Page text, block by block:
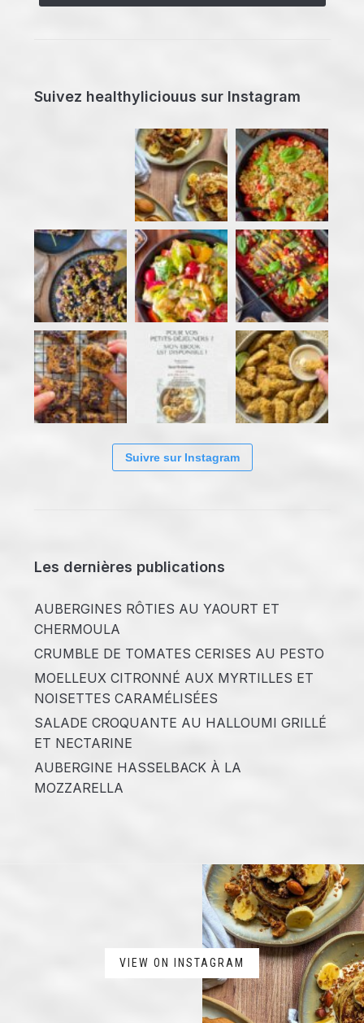
Suivez healthyliciouus sur Instagram
Suivre sur Instagram
Les dernières publications
AUBERGINES RÔTIES AU YAOURT ET
CHERMOULA
CRUMBLE DE TOMATES CERISES AU PESTO
MOELLEUX CITRONNÉ AUX MYRTILLES ET
NOISETTES CARAMÉLISÉES
SALADE CROQUANTE AU HALLOUMI GRILLÉ
ET NECTARINE
AUBERGINE HASSELBACK À LA
MOZZARELLA
VIEW ON INSTAGRAM